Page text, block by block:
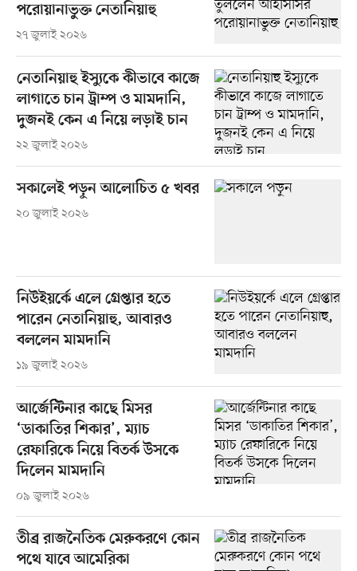
পরোয়ানাভুক্ত নেতানিয়াহু
২৭ জুলাই ২০২৬
নেতানিয়াহু ইস্যুকে কীভাবে কাজে
লাগাতে চান ট্রাম্প ও মামদানি,
দুজনই কেন এ নিয়ে লড়াই চান
২২ জুলাই ২০২৬
সকালেই পড়ুন আলোচিত ৫ খবর
২০ জুলাই ২০২৬
নিউইয়র্কে এলে গ্রেপ্তার হতে
পারেন নেতানিয়াহু, আবারও
বললেন মামদানি
১৯ জুলাই ২০২৬
আর্জেন্টিনার কাছে মিসর
‘ডাকাতির শিকার’, ম্যাচ
রেফারিকে নিয়ে বিতর্ক উসকে
দিলেন মামদানি
০৯ জুলাই ২০২৬
তীব্র রাজনৈতিক মেরুকরণে কোন
পথে যাবে আমেরিকা